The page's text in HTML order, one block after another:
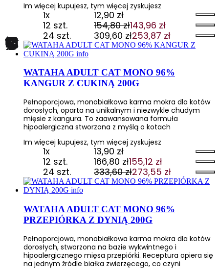
Im więcej kupujesz, tym więcej zyskujesz
1x 12,90 zł
12 szt.
154,80zł
Pierwotna
cena
wynosiła:
143,96 zł
Aktualna
cena
wynosi:
24 szt. 309,60zł
Pierwotna
cena
309,60 zł.
253,87 zł
Aktualna
cena
253,87 zł.
WATAHA ADULT CAT MONO 96%
KANGUR Z CUKINĄ 200G
Pełnoporcjowa, monobiałkowa karma mokra dla kotów
dorosłych, oparta na unikalnym i niezwykle chudym
mięsie z kangura. To zaawansowana formuła
hipoalergiczna stworzona z myślą o kotach
Im więcej kupujesz, tym więcej zyskujesz
1x 13,90 zł
12 szt.
166,80zł
Pierwotna
cena
wynosiła:
155,12 zł
Aktualna
cena
wynosi:
24 szt. 333,60zł
Pierwotna
cena
333,60 zł.
273,55 zł
Aktualna
cena
273,55 zł.
WATAHA ADULT CAT MONO 96%
PRZEPIÓRKA Z DYNIĄ 200G
Pełnoporcjowa, monobiałkowa karma mokra dla kotów
dorosłych, stworzona na bazie wykwintnego i
hipoalergicznego mięsa przepiórki. Receptura opiera się
na jednym źródle białka zwierzęcego, co czyni